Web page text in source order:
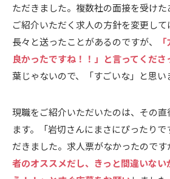
ただきました。複数社の面接を受け
ご紹介いただく求人の方針を変更し
長々と送ったことがあるのですが、
良かったですね！！」と言ってくださ
葉じゃないので、「すごいな」と思い
現職をご紹介いただいたのは、その
ます。「岩切さんにまさにぴったり
だきました。求人票がなかったのです
者のオススメだし、きっと間違いな